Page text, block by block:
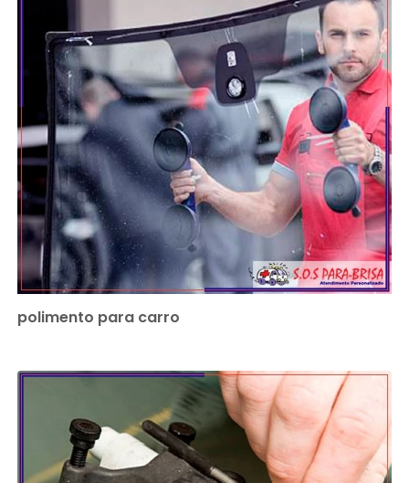
polimento para carro